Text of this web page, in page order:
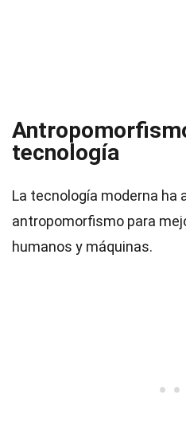
tecnología
La tecnología moderna ha
antropomorfismo para
humanos y máquinas.